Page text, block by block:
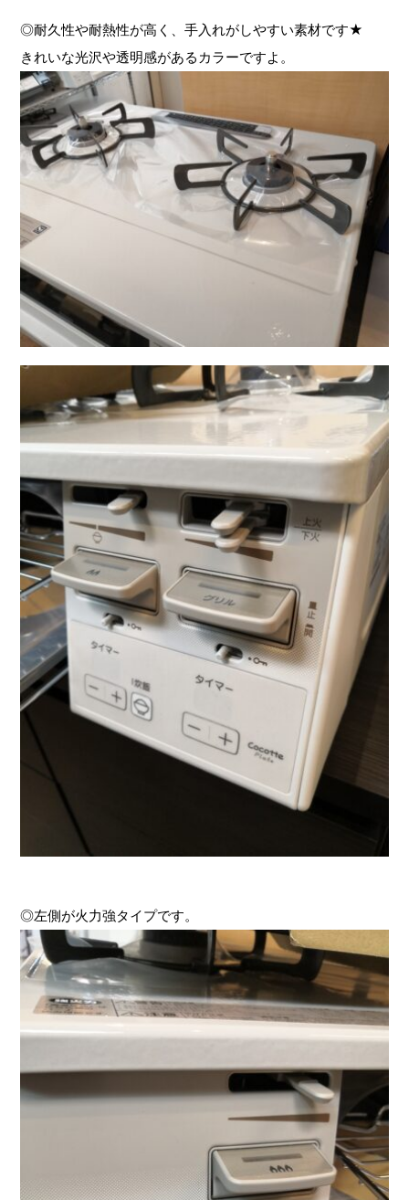
◎耐久性や耐熱性が高く、手入れがしやすい素材です★
きれいな光沢や透明感があるカラーですよ。
◎左側が火力強タイプです。